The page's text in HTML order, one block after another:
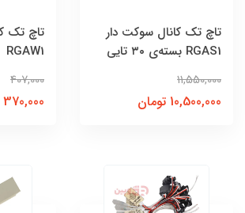
تاچ تک کانال سوکت دار
RGAS1 بسته‌ی ۳۰ تایی
11,550,000
10,500,000 تومان
تاچ تک
RGAW1
407,000
370,000 تومان